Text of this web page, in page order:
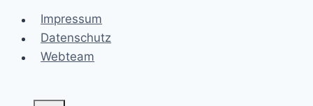
Impressum
Datenschutz
Webteam